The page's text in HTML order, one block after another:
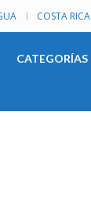
COSTA RICA
CATEGORÍAS